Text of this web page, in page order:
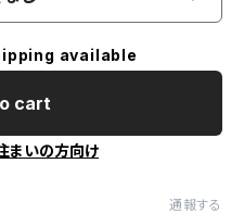
available
cart
まいの方向け
通報する